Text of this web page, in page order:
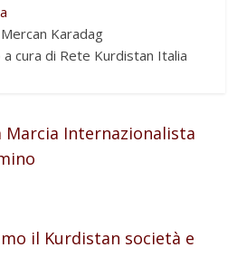
Karadag
cura di Rete Kurdistan Italia
Marcia Internazionalista
il Kurdistan società e